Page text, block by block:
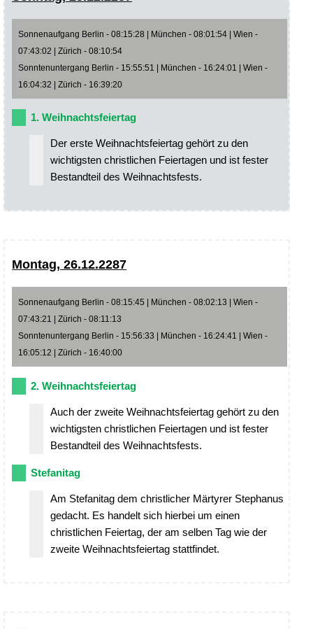
Sonnenaufgang Berlin - 08:15:28 | München - 08:01:54 | Wien -
07:43:02 | Zürich - 08:10:54
Sonntenuntergang Berlin - 15:55:51 | München - 16:24:01 | Wien -
16:04:32 | Zürich - 16:39:20
1. Weihnachtsfeiertag
Der erste Weihnachtsfeiertag gehört zu den
wichtigsten christlichen Feiertagen und ist fester
Bestandteil des Weihnachtsfests.
Montag, 26.12.2287
Sonnenaufgang Berlin - 08:15:45 | München - 08:02:13 | Wien -
07:43:21 | Zürich - 08:11:13
Sonntenuntergang Berlin - 15:56:33 | München - 16:24:41 | Wien -
16:05:12 | Zürich - 16:40:00
2. Weihnachtsfeiertag
Auch der zweite Weihnachtsfeiertag gehört zu den
wichtigsten christlichen Feiertagen und ist fester
Bestandteil des Weihnachtsfests.
Stefanitag
Am Stefanitag dem christlicher Märtyrer Stephanus
gedacht. Es handelt sich hierbei um einen
christlichen Feiertag, der am selben Tag wie der
zweite Weihnachtsfeiertag stattfindet.